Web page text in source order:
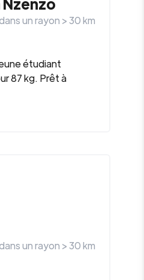
un rayon >30km
étudiant
87 kg. Prêt à
un rayon >30km